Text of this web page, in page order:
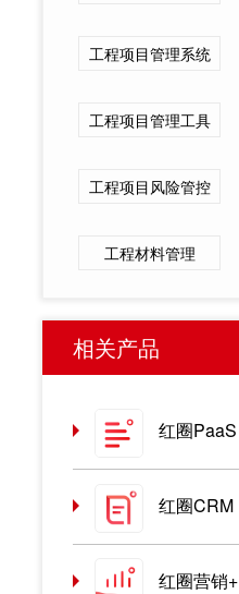
工程项目管理系统
工程项目管理工具
工程项目风险管控
工程材料管理
相关产品
红圈PaaS
红圈CRM
红圈营销+